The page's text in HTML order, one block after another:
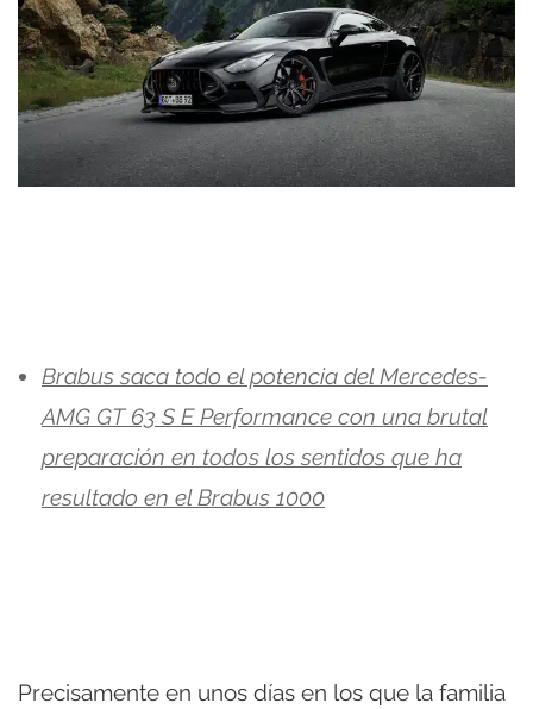
Brabus saca todo el potencia del Mercedes-
AMG GT 63 S E Performance con una brutal
preparación en todos los sentidos que ha
resultado en el Brabus 1000
Precisamente en unos días en los que la familia